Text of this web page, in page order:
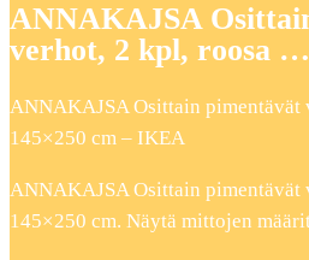
ANNAKAJSA
verhot, 2 kpl, roosa
ANNAKAJSA Osittain pimentävät
145×250 cm – IKEA
ANNAKAJSA Osittain pimentävät
145×250 cm. Näytä mittojen